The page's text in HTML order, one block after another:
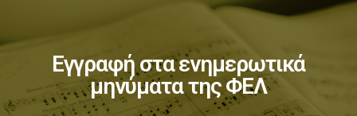
Εγγραφή στα ενημερωτικά
μηνύματα της ΦΕΛ